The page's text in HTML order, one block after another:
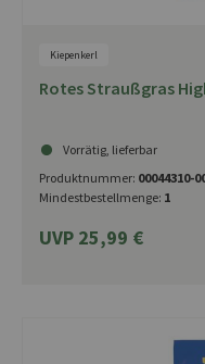
Kiepenkerl
Rotes Straußgras
Vorrätig, lieferbar
Produktnummer: 00044310-
Mindestbestellmenge: 1
UVP 25,99 €